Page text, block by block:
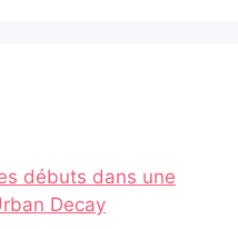
débuts dans une
Decay